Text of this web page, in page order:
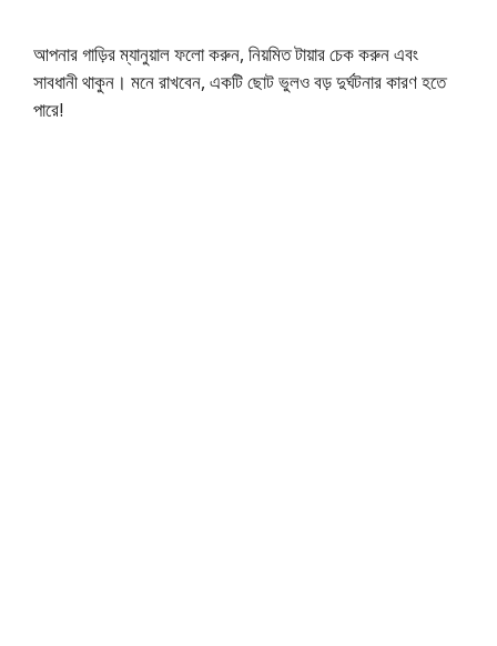
আপনার গাড়ির ম্যানুয়াল ফলো করুন, নিয়মিত টায়ার চেক করুন এবং
সাবধানী থাকুন। মনে রাখবেন, একটি ছোট ভুলও বড় দুর্ঘটনার কারণ হতে
পারে!